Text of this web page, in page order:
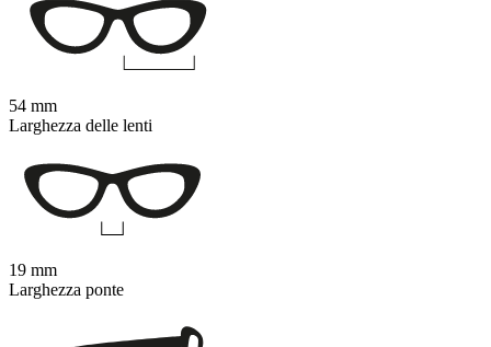
54 mm
Larghezza delle lenti
19 mm
Larghezza ponte